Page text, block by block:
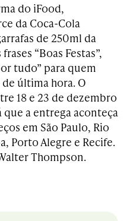
do iFood,
da Coca-Cola
de 250ml da
“Boas Festas”,
tudo” para quem
última hora. O
18 e 23 de dezembro
a entrega aconteça
em São Paulo, Rio
Porto Alegre e Recife.
Thompson.